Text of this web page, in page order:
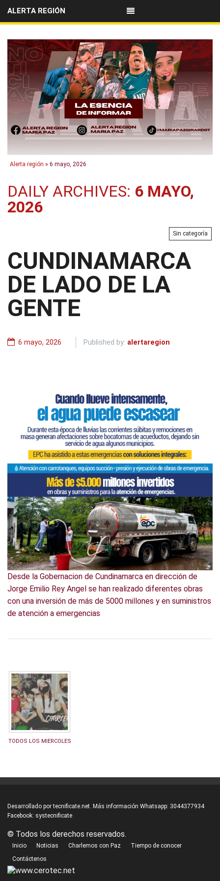
ALERTA REGIÓN
Alerta región » 6 mayo, 2026
DAILY ARCHIVES: 6 MAYO,
2026
Sin categoría
CUNDINAMARCA
DE LADO DE LA
GENTE
6 mayo, 2026 Published by: alertaregion
Desde la Gobernacion de Cundinamarca en dirección de
Jorge Emilio Rey Angel se han realizado diferentes obras
con una inversión de más de 5000 millones y en suministros
de atención a emergencias
TODOS LOS MIERCOLES
Desarrollado portecnificate.net. Más información Whatsapp: 3044377934
Facebook: systecnificate
© Todos los derechos reservados.
Inicio Noticias Charlemos con Paz
Tiempo de conocer
Contáctenos